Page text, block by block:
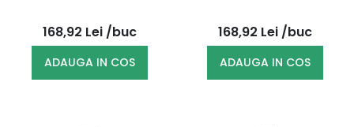
168,92 Lei /buc
ADAUGA IN COS
168,92 Lei /buc
ADAUGA IN COS